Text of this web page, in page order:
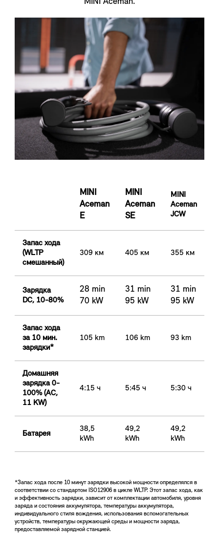
MINI
Aceman
E
MINI
Aceman
SE
MINI
Aceman
JCW
Запас хода
(WLTP
смешанный)
309 км 405 км 355 км
Зарядка
DC, 10-80%
28 min
70 kW
31 min
95 kW
31 min
95 kW
Запас хода
за 10 мин.
зарядки*
105 km 106 km 93 km
Домашняя
зарядка 0-
100% (AC,
11 KW)
4:15 ч 5:45 ч 5:30 ч
Батарея
38,5
kWh
49,2
kWh
49,2
kWh
*Запас хода после 10 минут зарядки высокой мощности определялся в
соответствии со стандартом ISO12906 в цикле WLTP. Этот запас хода, как
и эффективность зарядки, зависит от комплектации автомобиля, уровня
заряда и состояния аккумулятора, температуры аккумулятора,
индивидуального стиля вождения, использования вспомогательных
устройств, температуры окружающей среды и мощности заряда,
предоставляемой зарядной станцией.